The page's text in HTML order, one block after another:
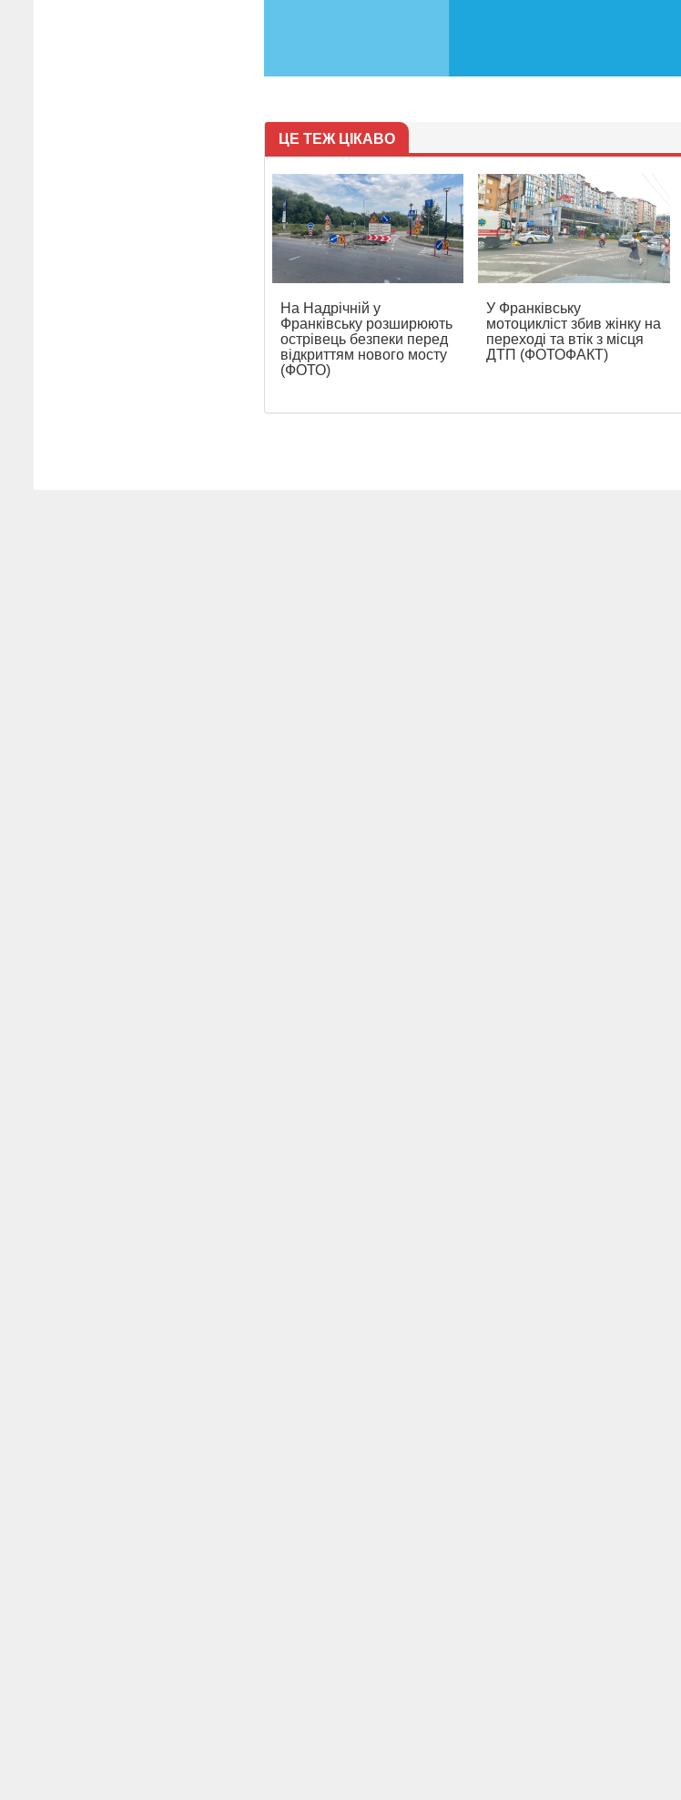
ЦЕ ТЕЖ ЦІКАВО
На Надрічній у
Франківську розширюють
острівець безпеки перед
відкриттям нового мосту
(ФОТО)
У Франківську
мотоцикліст збив жінку на
переході та втік з місця
ДТП (ФОТОФАКТ)